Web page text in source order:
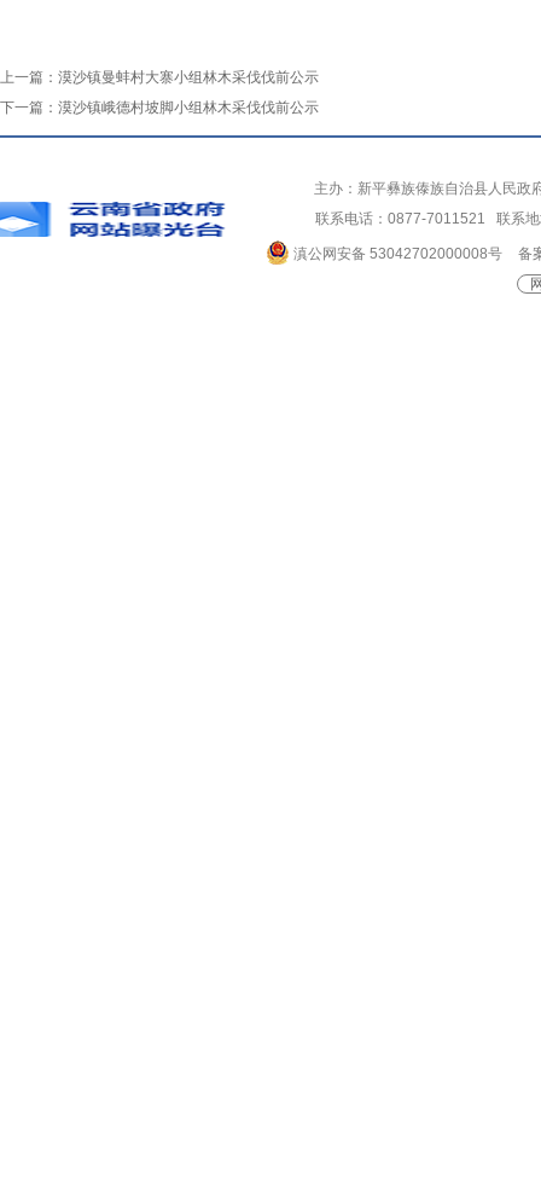
上一篇： 漠沙镇曼蚌村大寨小组林木采伐伐前公示
下一篇： 漠沙镇峨德村坡脚小组林木采伐伐前公示
主办：新平彝族傣族自治县人民
联系电话：0877-7011521 联系
滇公网安备 53042702000008号
备